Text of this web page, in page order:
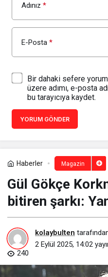
Adınız *
E-Posta *
Bir dahaki sefere yorum
üzere adımı, e-posta
bu tarayıcıya kaydet.
YORUM GÖNDER
Haberler Magazin
Gül Gökçe
bitiren şarkı:
kolaybulten
2 Eylül 2025, 14:02
240